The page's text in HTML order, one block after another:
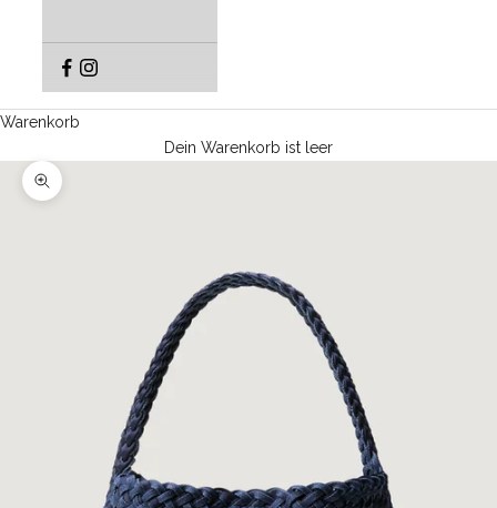
Warenkorb
Dein Warenkorb ist leer
Bild vergrößern